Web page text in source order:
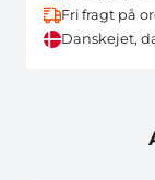
Fri fragt på
Danskejet,